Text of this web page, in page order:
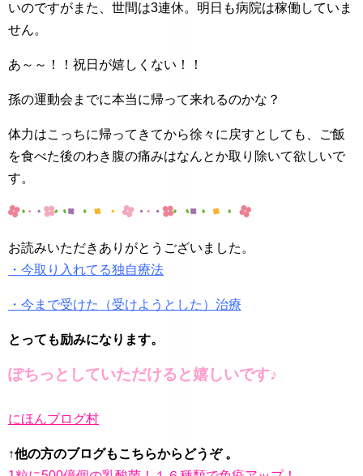
いのですがまた、世間は3連休。明日も病院は稼働していま
せん。
あ～～！！祝日が嬉しくない！！
孫の運動会までに本当に帰って来れるのかな？
体力はこっちに帰ってきてから徐々に戻すとしても、ご飯
を食べた後のわき腹の痛みはなんとか取り除いて欲しいで
す。
お読みいただきありがとうございました。
・今取り入れてる独自療法
・今まで受けた（受けようとした）治療
とっても励みになります。
ぽちっとしていただけると嬉しいです♪
にほんブログ村
↑他の方のブログもこちらからどうぞ 。